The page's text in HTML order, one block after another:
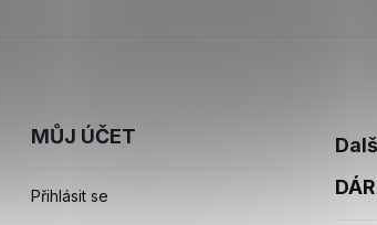
MŮJ ÚČET
Přihlásit se